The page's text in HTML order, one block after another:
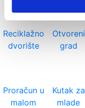
Reciklažno
dvorište
Otvoreni
grad
Proračun u
malom
Kutak za
mlade